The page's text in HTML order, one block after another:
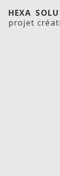
HEXA
projet